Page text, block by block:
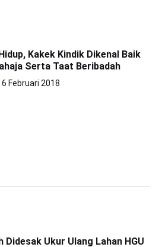
Kakek Kindik Dikenal Baik
Serta Taat Beribadah
6 Februari 2018
Didesak Ukur Ulang Lahan HGU